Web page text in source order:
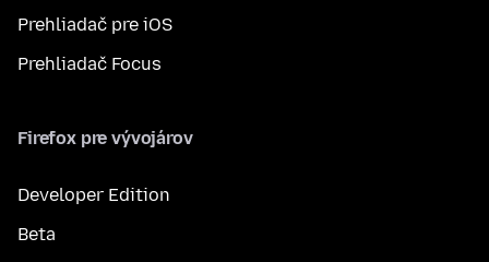
Prehliadač pre iOS
Prehliadač Focus
Firefox pre vývojárov
Developer Edition
Beta